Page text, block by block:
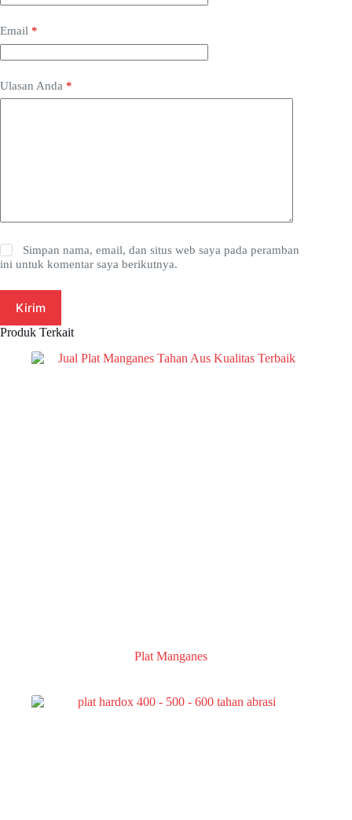
Email *
Ulasan Anda *
Simpan nama, email, dan situs web saya pada peramban
ini untuk komentar saya berikutnya.
Kirim
Produk Terkait
Plat Manganes